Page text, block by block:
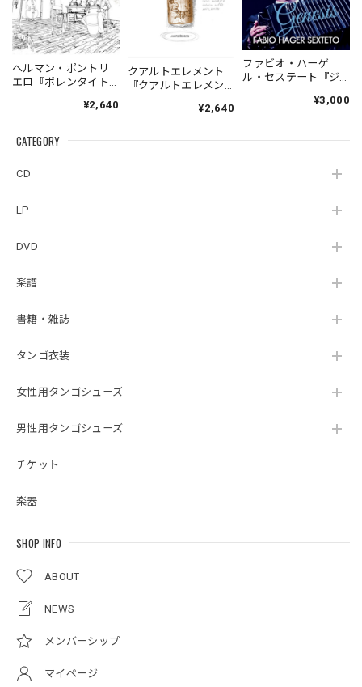
CATEGORY
CD
LP
DVD
楽譜
書籍・雑誌
タンゴ衣装
女性用タンゴシューズ
男性用タンゴシューズ
チケット
楽器
SHOP INFO
ABOUT
NEWS
メンバーシップ
マイページ
ヘルマン・ポントリ
エロ『ポレンタイト
Pontoriero『POLENT
la Ribera』
¥2,640
クアルトエレメント
『クアルトエレメン
Cuartoelemento『Cu
（007RECORDS-27）
¥2,640
ファビオ・ハーゲ
ル・セステート『ジ
¥3,000